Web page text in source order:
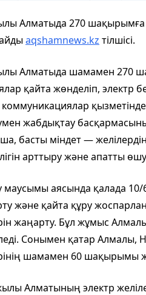
Алматыда 270 шақырымға
aqshamnews.kz тілшісі.
Алматыда шамамен 270
қайта жөнделіп, электр
коммуникациялар
жабдықтау
басты міндет —
арттыру және апатты
аясында қалада 10/
және қайта құру
жаңарту. Бұл жұмыс
Сонымен қатар
шамамен 60 шақырымы
Алматының электр